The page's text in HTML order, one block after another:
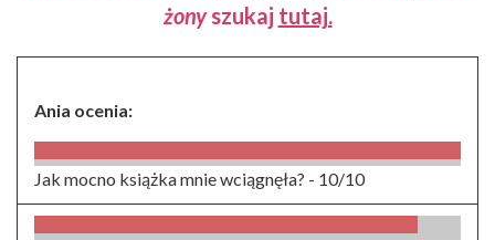
żonyszukaj tutaj.
Ania ocenia:
Jak mocno książka mnie wciągnęła? - 10/10